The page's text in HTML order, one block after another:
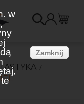
w
Zamknij